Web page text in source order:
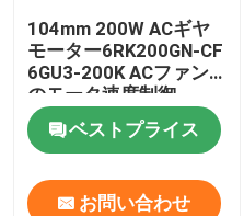
BLDCモーター
工業用サーボモーター
104mm 200W ACギヤ
モーター6RK200GN-CF
6GU3-200K ACファン
のモータ速度制御
ベストプライス
お問い合わせ